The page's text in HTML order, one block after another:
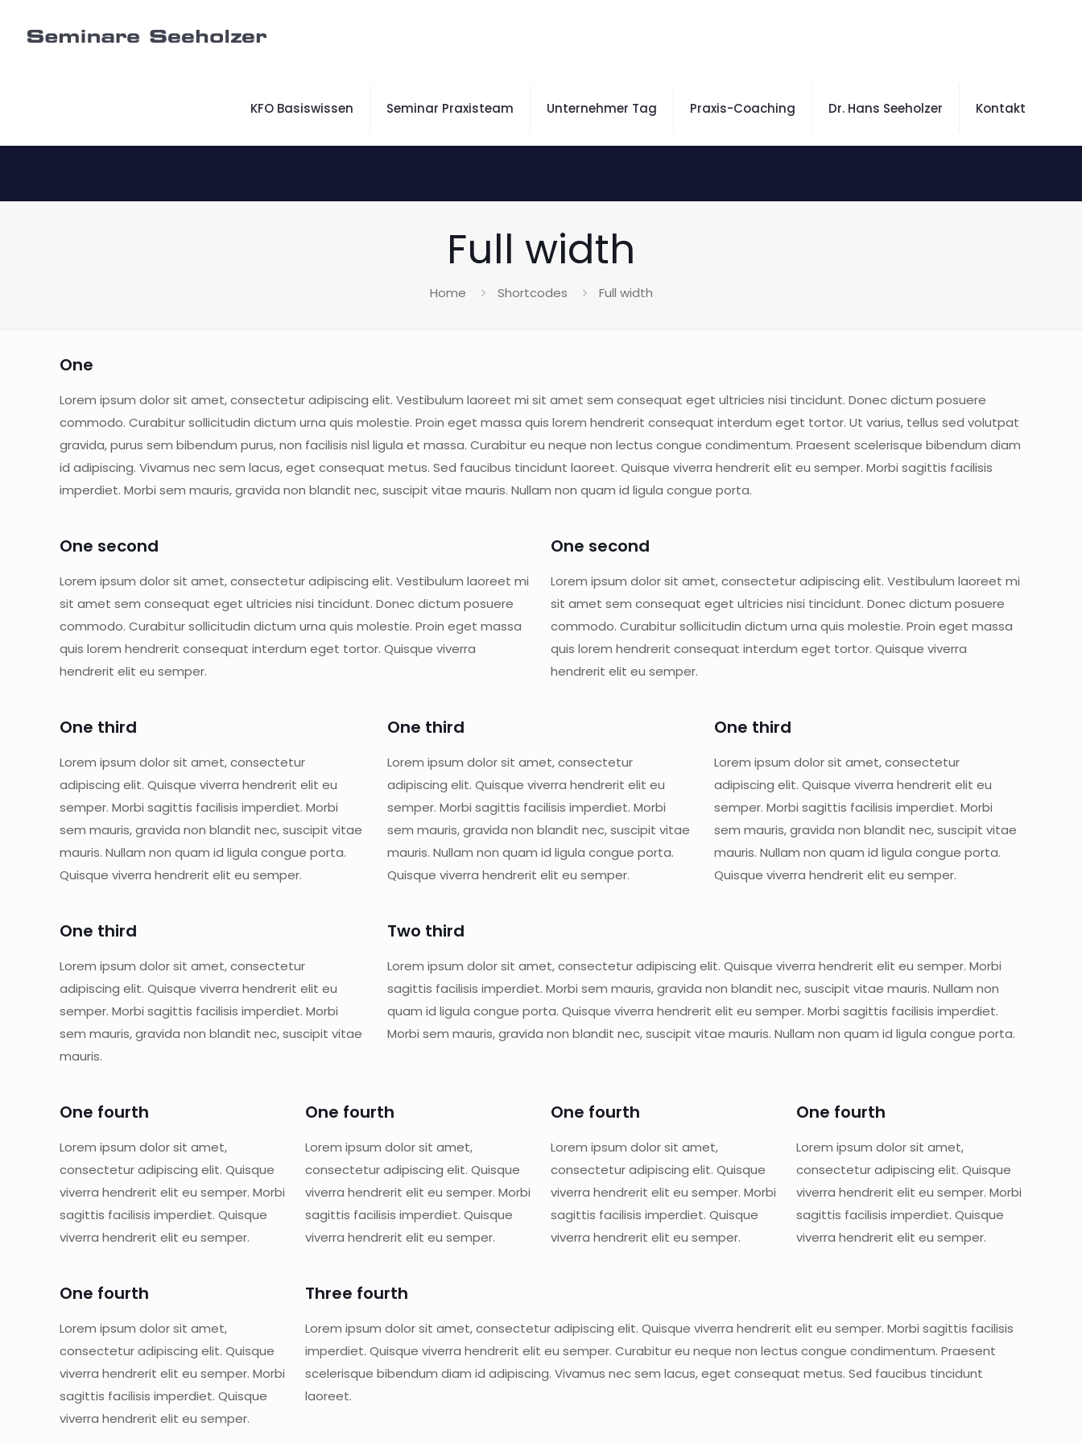
KFO Basiswissen Seminar Praxisteam Unternehmer Tag Praxis-Coaching Dr. Hans Seeholzer Kontakt
Full width
Home Shortcodes Full width
One
Lorem ipsum dolor sit amet, consectetur adipiscing elit. Vestibulum laoreet mi sit amet sem consequat eget ultricies nisi tincidunt. Donec dictum posuere
commodo. Curabitur sollicitudin dictum urna quis molestie. Proin eget massa quis lorem hendrerit consequat interdum eget tortor. Ut varius, tellus sed volutpat
gravida, purus sem bibendum purus, non facilisis nisl ligula et massa. Curabitur eu neque non lectus congue condimentum. Praesent scelerisque bibendum diam
id adipiscing. Vivamus nec sem lacus, eget consequat metus. Sed faucibus tincidunt laoreet. Quisque viverra hendrerit elit eu semper. Morbi sagittis facilisis
imperdiet. Morbi sem mauris, gravida non blandit nec, suscipit vitae mauris. Nullam non quam id ligula congue porta.
One second
Lorem ipsum dolor sit amet, consectetur adipiscing elit. Vestibulum laoreet mi
sit amet sem consequat eget ultricies nisi tincidunt. Donec dictum posuere
commodo. Curabitur sollicitudin dictum urna quis molestie. Proin eget massa
quis lorem hendrerit consequat interdum eget tortor. Quisque viverra
hendrerit elit eu semper.
One second
Lorem ipsum dolor sit amet, consectetur adipiscing elit. Vestibulum laoreet mi
sit amet sem consequat eget ultricies nisi tincidunt. Donec dictum posuere
commodo. Curabitur sollicitudin dictum urna quis molestie. Proin eget massa
quis lorem hendrerit consequat interdum eget tortor. Quisque viverra
hendrerit elit eu semper.
One third
Lorem ipsum dolor sit amet, consectetur
adipiscing elit. Quisque viverra hendrerit elit eu
semper. Morbi sagittis facilisis imperdiet. Morbi
sem mauris, gravida non blandit nec, suscipit vitae
mauris. Nullam non quam id ligula congue porta.
Quisque viverra hendrerit elit eu semper.
One third
Lorem ipsum dolor sit amet, consectetur
adipiscing elit. Quisque viverra hendrerit elit eu
semper. Morbi sagittis facilisis imperdiet. Morbi
sem mauris, gravida non blandit nec, suscipit vitae
mauris. Nullam non quam id ligula congue porta.
Quisque viverra hendrerit elit eu semper.
One third
Lorem ipsum dolor sit amet, consectetur
adipiscing elit. Quisque viverra hendrerit elit eu
semper. Morbi sagittis facilisis imperdiet. Morbi
sem mauris, gravida non blandit nec, suscipit vitae
mauris. Nullam non quam id ligula congue porta.
Quisque viverra hendrerit elit eu semper.
One third
Lorem ipsum dolor sit amet, consectetur
adipiscing elit. Quisque viverra hendrerit elit eu
semper. Morbi sagittis facilisis imperdiet. Morbi
sem mauris, gravida non blandit nec, suscipit vitae
mauris.
Two third
Lorem ipsum dolor sit amet, consectetur adipiscing elit. Quisque viverra hendrerit elit eu semper. Morbi
sagittis facilisis imperdiet. Morbi sem mauris, gravida non blandit nec, suscipit vitae mauris. Nullam non
quam id ligula congue porta. Quisque viverra hendrerit elit eu semper. Morbi sagittis facilisis imperdiet.
Morbi sem mauris, gravida non blandit nec, suscipit vitae mauris. Nullam non quam id ligula congue porta.
One fourth
Lorem ipsum dolor sit amet,
consectetur adipiscing elit. Quisque
viverra hendrerit elit eu semper. Morbi
sagittis facilisis imperdiet. Quisque
viverra hendrerit elit eu semper.
One fourth
Lorem ipsum dolor sit amet,
consectetur adipiscing elit. Quisque
viverra hendrerit elit eu semper. Morbi
sagittis facilisis imperdiet. Quisque
viverra hendrerit elit eu semper.
One fourth
Lorem ipsum dolor sit amet,
consectetur adipiscing elit. Quisque
viverra hendrerit elit eu semper. Morbi
sagittis facilisis imperdiet. Quisque
viverra hendrerit elit eu semper.
One fourth
Lorem ipsum dolor sit amet,
consectetur adipiscing elit. Quisque
viverra hendrerit elit eu semper. Morbi
sagittis facilisis imperdiet. Quisque
viverra hendrerit elit eu semper.
One fourth
Lorem ipsum dolor sit amet,
consectetur adipiscing elit. Quisque
viverra hendrerit elit eu semper. Morbi
sagittis facilisis imperdiet. Quisque
viverra hendrerit elit eu semper.
Three fourth
Lorem ipsum dolor sit amet, consectetur adipiscing elit. Quisque viverra hendrerit elit eu semper. Morbi sagittis facilisis
imperdiet. Quisque viverra hendrerit elit eu semper. Curabitur eu neque non lectus congue condimentum. Praesent
scelerisque bibendum diam id adipiscing. Vivamus nec sem lacus, eget consequat metus. Sed faucibus tincidunt
laoreet.